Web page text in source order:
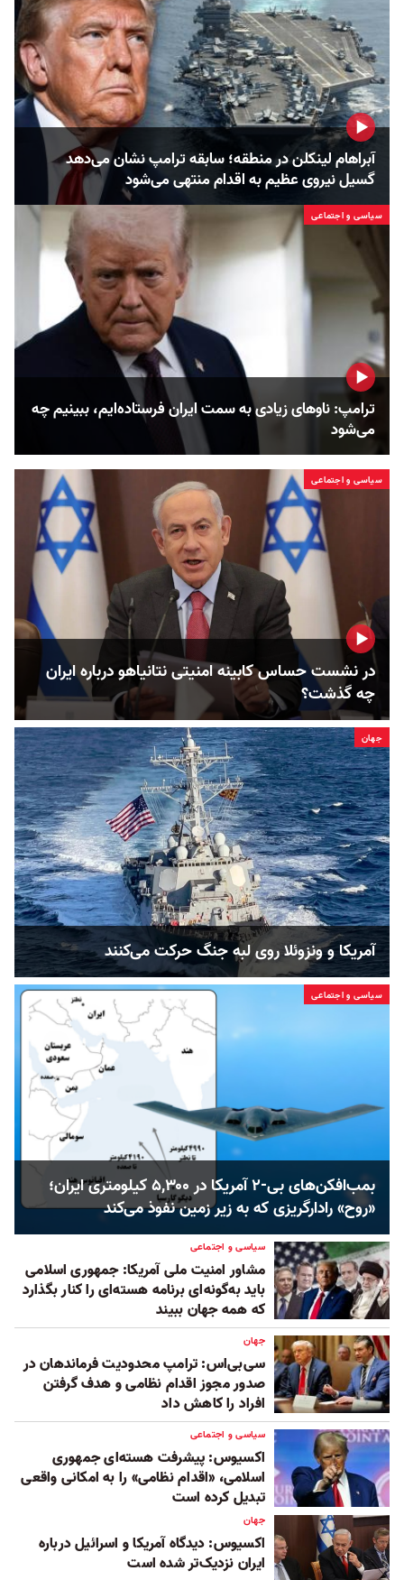
آبراهام لینکلن در منطقه؛ سابقه ترامپ نشان می‌دهد
گسیل نیروی عظیم به اقدام منتهی می‌شود
سیاسی و اجتماعی
ترامپ: ناوهای زیادی به سمت ایران فرستاده‌ایم، ببینیم چه
می‌شود
سیاسی و اجتماعی
در نشست حساس کابینه امنیتی نتانیاهو درباره ایران
چه گذشت؟
جهان
آمریکا و ونزوئلا روی لبه جنگ حرکت می‌کنند
سیاسی و اجتماعی
بمب‌افکن‌‌های بی-۲ آمریکا در ۵,۳۰۰ کیلومتری ایران؛
«روح‌» رادارگریزی که به زیر زمین نفوذ می‌کند
سیاسی و اجتماعی
مشاور امنیت ملی آمریکا: جمهوری اسلامی
باید به‌گونه‌ای برنامه هسته‌ای را کنار بگذارد
که همه جهان ببیند
جهان
سی‌بی‌اس: ترامپ محدودیت فرماندهان در
صدور مجوز اقدام نظامی و هدف گرفتن
افراد را کاهش داد
سیاسی و اجتماعی
اکسیوس: پیشرفت هسته‌ای جمهوری
اسلامی، «اقدام نظامی» را به امکانی واقعی
تبدیل کرده است
جهان
اکسیوس: دیدگاه آمریکا و اسرائیل درباره
ایران نزدیک‌تر شده است